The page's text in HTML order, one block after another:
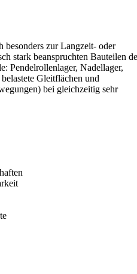
zur Langzeit- oder
stark beanspruchten Bauteilen
Pendelrollenlager, Nadellager,
Gleitflächen und
bei gleichzeitig sehr